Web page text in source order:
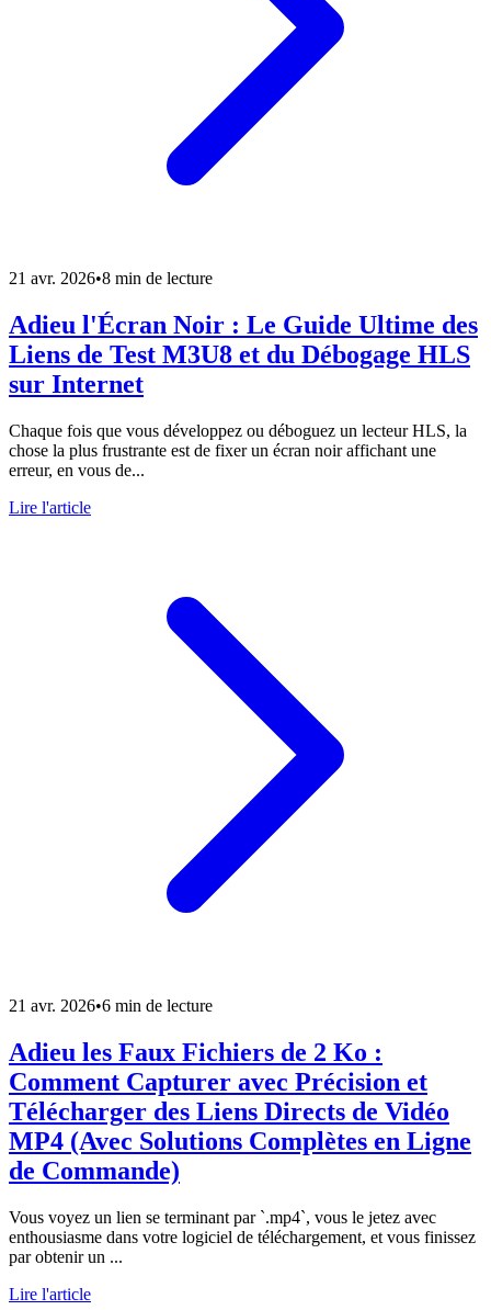
21 avr. 2026•8 min de lecture
Adieu l'Écran Noir : Le Guide Ultime des
Liens de Test M3U8 et du Débogage HLS
sur Internet
Chaque fois que vous développez ou déboguez un lecteur HLS, la
chose la plus frustrante est de fixer un écran noir affichant une
erreur, en vous de...
Lire l'article
21 avr. 2026•6 min de lecture
Adieu les Faux Fichiers de 2 Ko :
Comment Capturer avec Précision et
Télécharger des Liens Directs de Vidéo
MP4 (Avec Solutions Complètes en Ligne
de Commande)
Vous voyez un lien se terminant par `.mp4`, vous le jetez avec
enthousiasme dans votre logiciel de téléchargement, et vous finissez
par obtenir un ...
Lire l'article